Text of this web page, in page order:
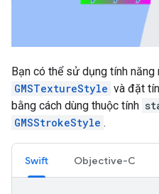
Bạn có thể sử dụng tính năng
GMSTextureStyle và đặt
bằng cách dùng thuộc tính
GMSStrokeStyle .
Swift Objective-C